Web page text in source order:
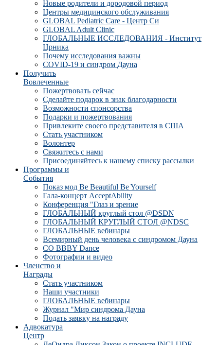
Новые родители и дородовой период
Центры медицинского обслуживания
GLOBAL Pediatric Care - Центр Си
GLOBAL Adult Clinic
ГЛОБАЛЬНЫЕ ИССЛЕДОВАНИЯ - Институт
Црника
Почему исследования важны
COVID-19 и синдром Дауна
Получить
Вовлеченные
Пожертвовать сейчас
Сделайте подарок в знак благодарности
Возможности спонсорства
Подарки и пожертвования
Привлеките своего представителя в США
Стать участником
Волонтер
Свяжитесь с нами
Присоединяйтесь к нашему списку рассылки
Программы и
События
Показ мод Be Beautiful Be Yourself
Гала-концерт AcceptAbility
Конференция "Глаз и зрение
ГЛОБАЛЬНЫЙ круглый стол @DSDN
ГЛОБАЛЬНЫЙ КРУГЛЫЙ СТОЛ @NDSC
ГЛОБАЛЬНЫЕ вебинары
Всемирный день человека с синдромом Дауна
CO BBBY Dance
Фотографии и видео
Членство и
Награды
Стать участником
Наши участники
ГЛОБАЛЬНЫЕ вебинары
Журнал "Мир синдрома Дауна
Подать заявку на награду
Адвокатура
Центр